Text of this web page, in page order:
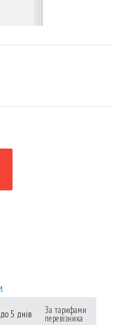
до 5 днів За тарифами
перевізника